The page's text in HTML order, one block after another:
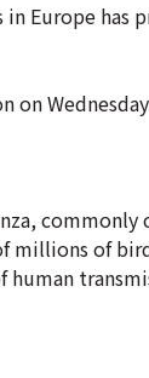
in Europe
on
millions of
human